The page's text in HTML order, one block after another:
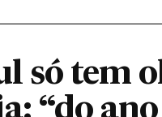
só tem
“do